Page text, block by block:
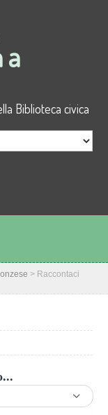
a
Biblioteca civica
> Raccontaci